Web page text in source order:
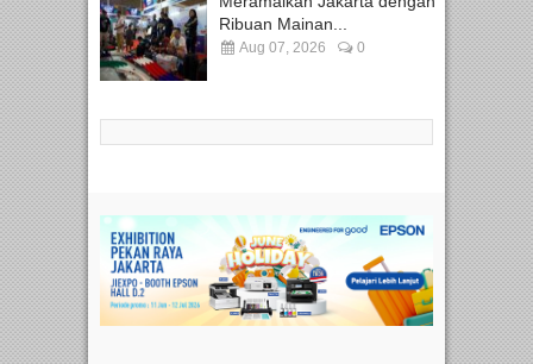
Ribuan Mainan...
Aug 07, 2026 0